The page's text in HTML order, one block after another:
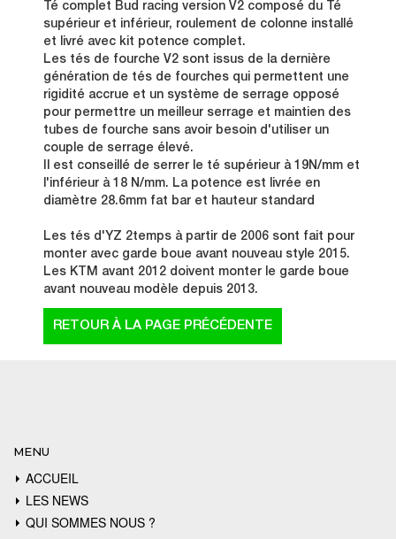
Té complet Bud racing version V2 composé du Té
supérieur et inférieur, roulement de colonne installé
et livré avec kit potence complet.
Les tés de fourche V2 sont issus de la dernière
génération de tés de fourches qui permettent une
rigidité accrue et un système de serrage opposé
pour permettre un meilleur serrage et maintien des
tubes de fourche sans avoir besoin d'utiliser un
couple de serrage élevé.
Il est conseillé de serrer le té supérieur à 19N/mm et
l'inférieur à 18 N/mm. La potence est livrée en
diamètre 28.6mm fat bar et hauteur standard
Les tés d'YZ 2temps à partir de 2006 sont fait pour
monter avec garde boue avant nouveau style 2015.
Les KTM avant 2012 doivent monter le garde boue
avant nouveau modèle depuis 2013.
MENU
ACCUEIL
LES NEWS
QUI SOMMES NOUS ?